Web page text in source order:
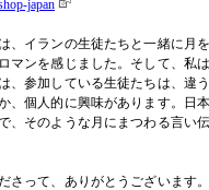
japan
、イランの生徒たちと一緒に月
マンを感じました。そして、私
、参加している生徒たちは、違
、個人的に興味があります。日
、そのような月にまつわる言い
さって、ありがとうございます